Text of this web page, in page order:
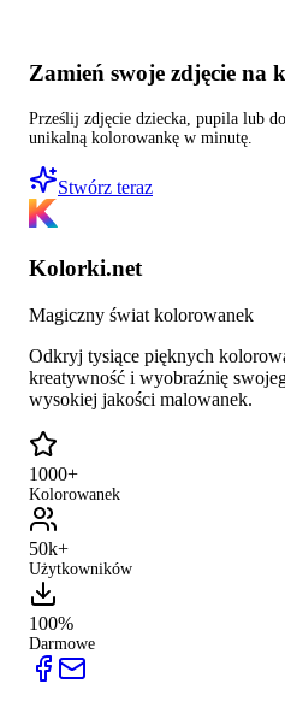
Zamień swoje zdjęcie na
Prześlij zdjęcie dziecka, pupila lub
unikalną kolorowankę w minutę.
Stwórz teraz
Kolorki.net
Magiczny świat kolorowanek
Odkryj tysiące pięknych
kreatywność i wyobraźnię
wysokiej jakości malowanek.
1000+
Kolorowanek
50k+
Użytkowników
100%
Darmowe